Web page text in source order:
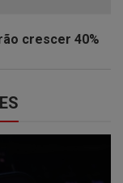
crescer 40%